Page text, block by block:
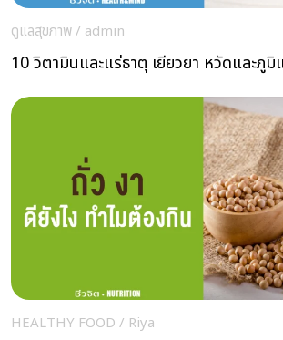
ดูแลสุขภาพ/ admin
10 วิตามินและแร่ธาตุ เยียวยา หวัดและภู
HEALTHY FOOD / Riya